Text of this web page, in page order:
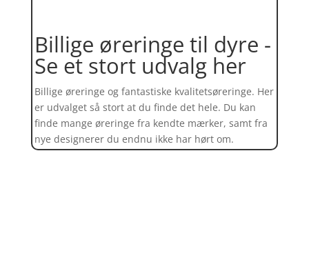
Billige øreringe til dyre -
Se et stort udvalg her
Billige øreringe og fantastiske kvalitetsøreringe. Her
er udvalget så stort at du finde det hele. Du kan
finde mange øreringe fra kendte mærker, samt fra
nye designerer du endnu ikke har hørt om.